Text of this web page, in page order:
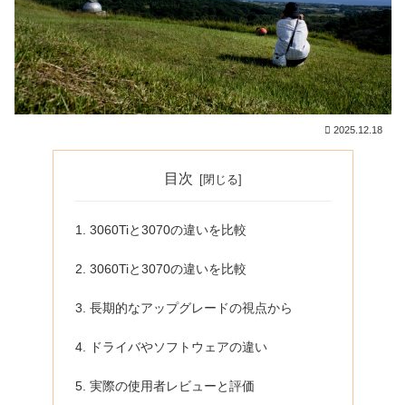
2025.12.18
目次
3060Tiと3070の違いを比較
3060Tiと3070の違いを比較
長期的なアップグレードの視点から
ドライバやソフトウェアの違い
実際の使用者レビューと評価